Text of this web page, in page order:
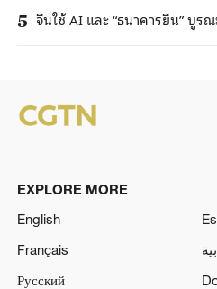
5 จีนใช้ AI และ “ธนาคารยีน” บูร
EXPLORE MORE
English
Français
Русский